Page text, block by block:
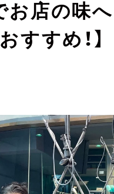
店の味へ
すすめ！】